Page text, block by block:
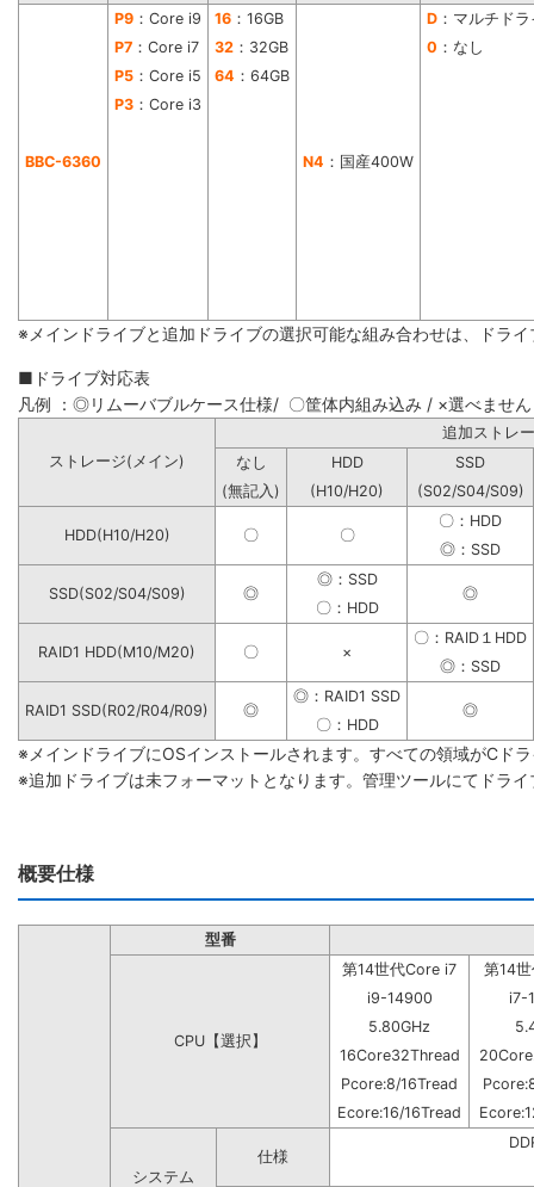
BBC-6360
P9 ：Core i9 16 ：16GB
N4 ：国産400W
D ：マルチド
P7 ：Core i7 32 ：32GB 0 ：なし
P5 ：Core i5 64 ：64GB
P3 ：Core i3
※メインドライブと追加ドライブの選択可能な組み合わせは、ドラ
■ドライブ対応表
凡例 ：◎リムーバブルケース仕様/ 〇筐体内組み込み / ×選べません
追加ストレ
ストレージ(メイン)
なし HDD
SSD
(無記入)
(H10/H20) (S02/S04/S09)
HDD(H10/H20) 〇 〇
〇：HDD
◎：SSD
SSD(S02/S04/S09) ◎
◎：SSD
◎
〇：HDD
RAID1 HDD(M10/M20) 〇 ×
〇：RAID１HDD
◎：SSD
RAID1 SSD(R02/R04/R09) ◎
◎：RAID1 SSD
◎
〇：HDD
※メインドライブにOSインストールされます。すべての領域がCド
※追加ドライブは未フォーマットとなります。管理ツールにてドラ
概要仕様
型番
CPU【選択】
第14世代Core i7
第14
i9-14900
i7-
5.80GHz
16Core32Thread
Pcore:8/16Tread
Ecore:16/16Tread
システム
仕様